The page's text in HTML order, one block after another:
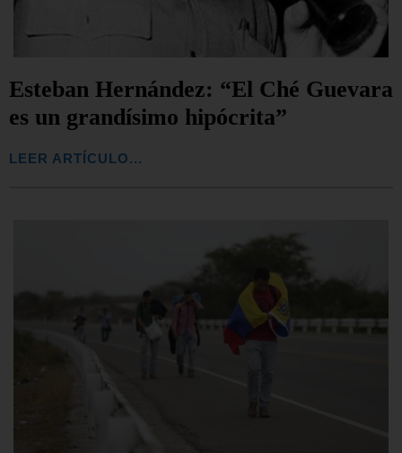
Esteban Hernández: “El Ché Guevara
es un grandísimo hipócrita”
LEER ARTÍCULO...